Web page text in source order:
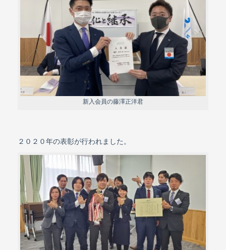
新入会員の藤澤正洋君
２０２０年の表彰が行われました。